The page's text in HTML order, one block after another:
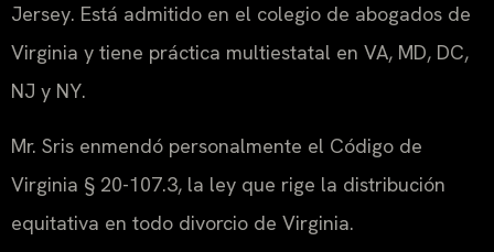
Jersey. Está admitido en el colegio de abogados de
Virginia y tiene práctica multiestatal en VA, MD, DC,
NJ y NY.
Mr. Sris enmendó personalmente el Código de
Virginia § 20-107.3, la ley que rige la distribución
equitativa en todo divorcio de Virginia.